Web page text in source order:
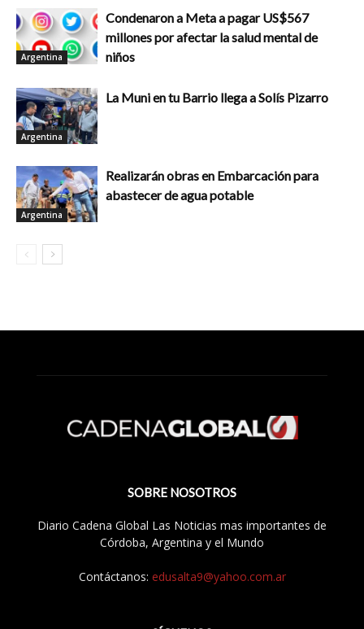
Argentina
Condenaron a Meta a pagar US$567
millones por afectar la salud mental de
niños
Argentina
La Muni en tu Barrio llega a Solís Pizarro
Argentina
Realizarán obras en Embarcación para
abastecer de agua potable
SOBRE NOSOTROS
Diario Cadena Global Las Noticias mas importantes de
Córdoba, Argentina y el Mundo
Contáctanos: edusalta9@yahoo.com.ar